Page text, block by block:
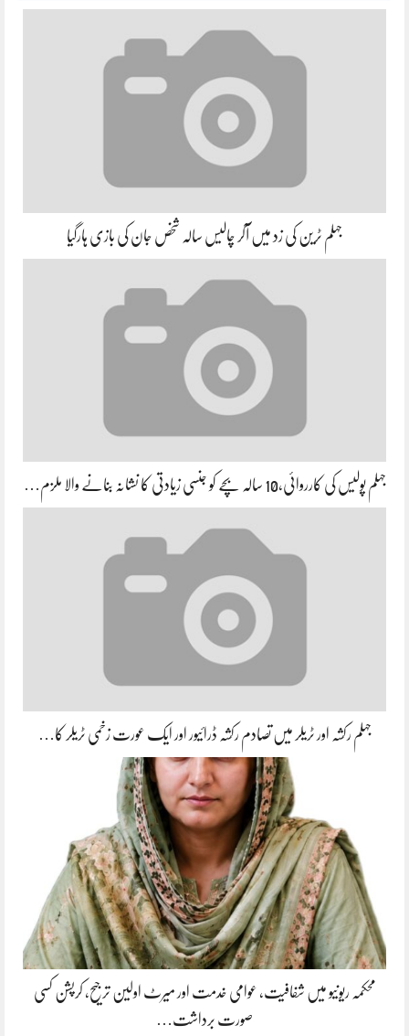
جہلم ٹرین کی زد میں آکر چالیس سالہ شخص جان کی بازی ہارگیا
جہلم پولیس کی کارروائی،10 سالہ بچے کو جنسی زیادتی کا نشانہ بنانے والا ملزم…
جہلم رکشہ اور ٹریلر میں تصادم رکشہ ڈرائیور اور ایک عورت زخمی ٹریلر کا…
محکمہ ریونیو میں شفافیت، عوامی خدمت اور میرٹ اولین ترجیح، کرپشن کسی
صورت برداشت…